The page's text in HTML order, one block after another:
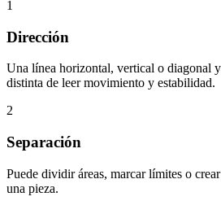
1
Dirección
Una línea horizontal, vertical o diagonal
distinta de leer movimiento y estabilidad.
2
Separación
Puede dividir áreas, marcar límites o
una pieza.